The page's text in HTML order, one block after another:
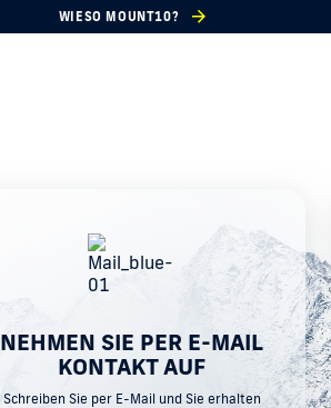
WIESO MOUNT10?
NEHMEN SIE PER E-MAIL
KONTAKT AUF
Schreiben Sie per E-Mail und Sie erhalten